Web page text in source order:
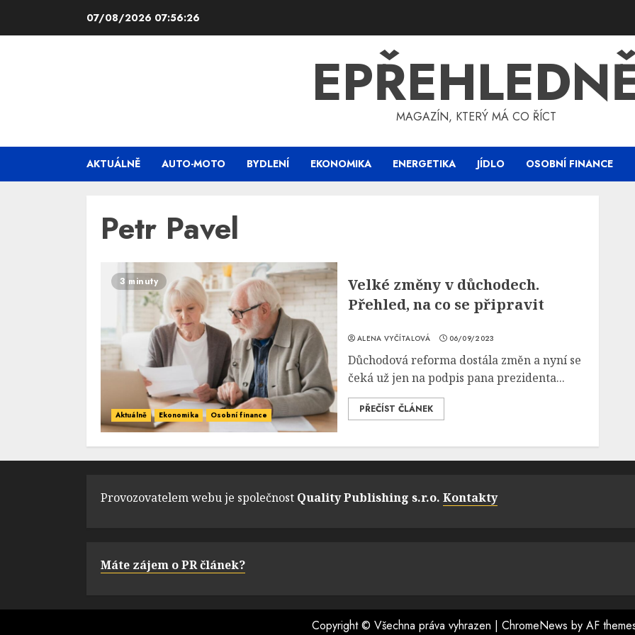
07/08/2026 07:56:26
MAGAZÍN, KTERÝ MÁ CO ŘÍCT
AKTUÁLNĚ AUTO-MOTO BYDLENÍ EKONOMIKA ENERGETIKA JÍDLO OSOBNÍ FINANCE
Petr Pavel
3 minuty
Aktuálně Ekonomika Osobní finance
Velké změny v důchodech.
Přehled, na co se připravit
ALENA VYČÍTALOVÁ 06/09/2023
Důchodová reforma dostála změn a nyní se
čeká už jen na podpis pana prezidenta...
PŘEČÍST ČLÁNEK
Provozovatelem webu je společnost Quality Publishing s.r.o. Kontakty
Máte zájem o PR článek?
Copyright © Všechna práva vyhrazen | ChromeNews by AF